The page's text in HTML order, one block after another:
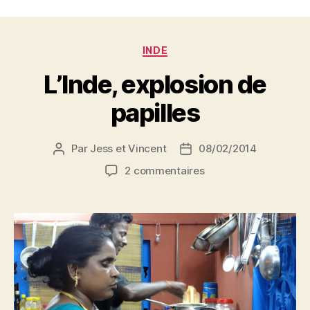
Catégories
INDE
L’Inde, explosion de
papilles
Auteur
Par Jess et Vincent
Date
de
08/02/2014
2 commentairessur
de
papilles